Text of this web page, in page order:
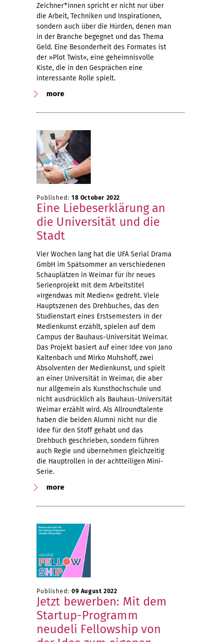
Zeichner*innen spricht er nicht nur über
die Arbeit, Techniken und Inspirationen,
sondern auch über die Hürden, denen man
in der Branche begegnet und das Thema
Geld. Eine Besonderheit des Formates ist
der »Plot Twist«, eine geheimnisvolle
Kiste, die in den Gesprächen eine
interessante Rolle spielt.
more
Published: 18 October 2022
Eine Liebeserklärung an
die Universität und die
Stadt
Vier Wochen lang hat die UFA Serial Drama
GmbH im Spätsommer an verschiedenen
Schauplätzen in Weimar für ihr neues
Serienprojekt mit dem Arbeitstitel
»Irgendwas mit Medien« gedreht. Viele
Hauptszenen des Drehbuches, das den
Studienstart eines Erstsemesters in der
Medienkunst erzählt, spielen auf dem
Campus der Bauhaus-Universität Weimar.
Das Projekt basiert auf einer Idee von Jano
Kaltenbach und Mirko Muhshoff, zwei
Absolventen der Medienkunst, und spielt
an einer Universität in Weimar, die aber
nur allgemein als Kunsthochschule und
nicht ausdrücklich als Bauhaus-Universität
Weimar erzählt wird. Als Allroundtalente
haben die beiden Alumni nicht nur die
Idee für den Stoff gehabt und das
Drehbuch geschrieben, sondern führen
auch Regie und übernehmen gleichzeitig
die Hauptrollen in der achtteiligen Mini-
Serie.
more
Published: 09 August 2022
Jetzt bewerben: Mit dem
Startup-Programm
neudeli Fellowship von